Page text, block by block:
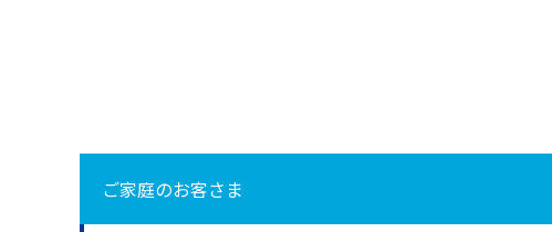
ご家庭のお客さま